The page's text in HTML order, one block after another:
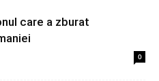
care a zburat
0